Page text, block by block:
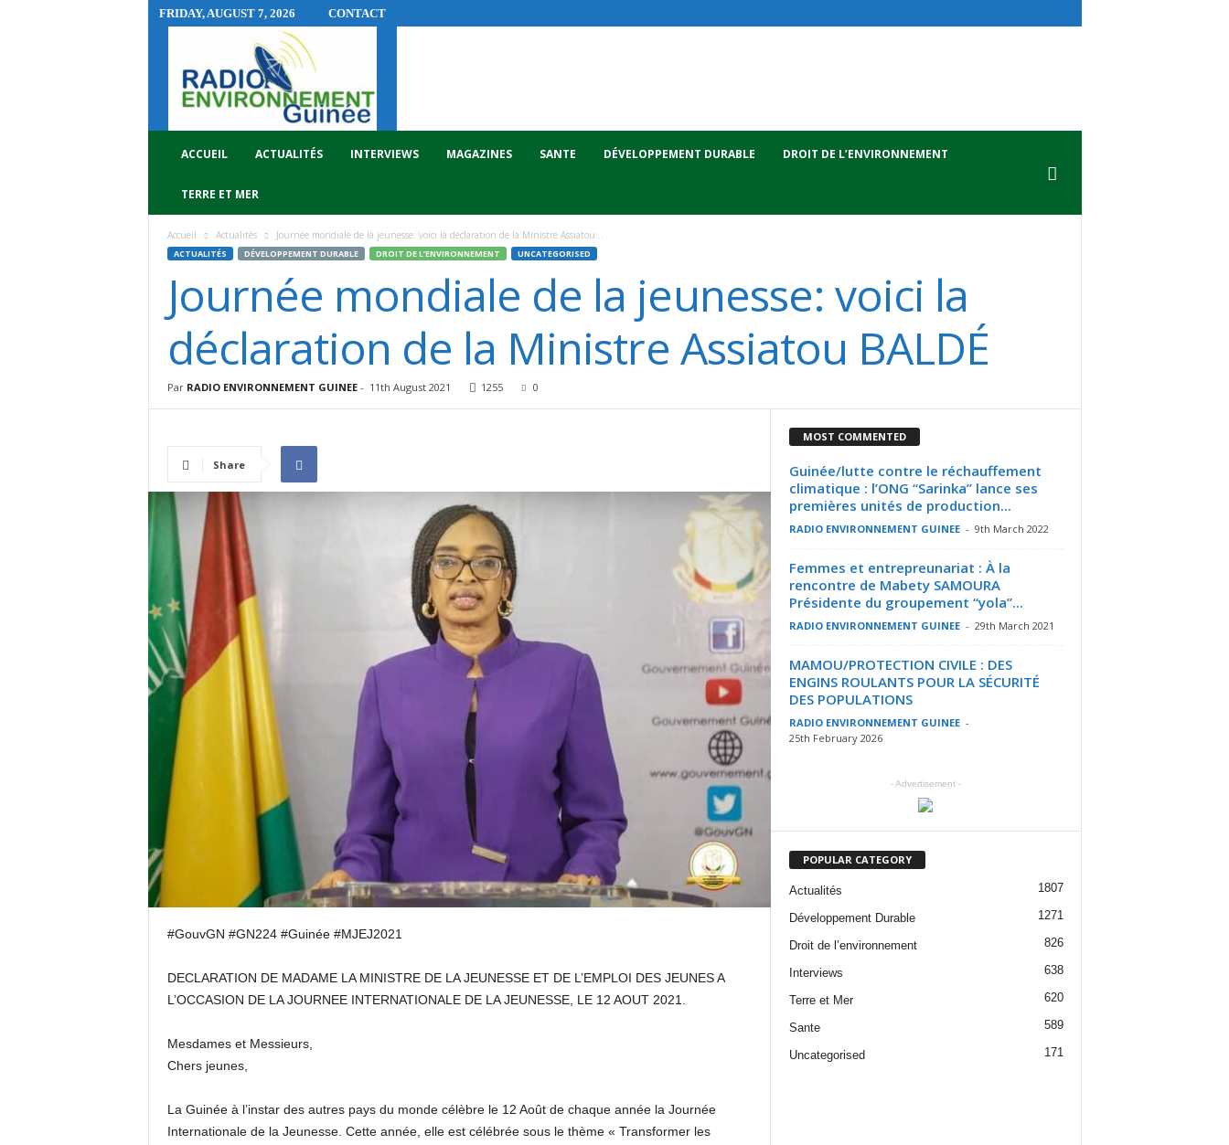
FRIDAY, AUGUST 7, 2026
CONTACT
E
ACCUEIL ACTUALITÉS INTERVIEWS MAGAZINES SANTE DÉVELOPPEMENT DURABLE DROIT DE L’ENVIRONNEMENT
TERRE ET MER
Accueil Actualités Journée mondiale de la jeunesse: voici la déclaration de la Ministre Assiatou...
ACTUALITÉS DÉVELOPPEMENT DURABLE DROIT DE L’ENVIRONNEMENT UNCATEGORISED
Journée mondiale de la jeunesse: voici la
déclaration de la Ministre Assiatou BALDÉ
Par RADIO ENVIRONNEMENT GUINEE- 11th August 2021 1255 0
Share
#GouvGN #GN224 #Guinée #MJEJ2021
DECLARATION DE MADAME LA MINISTRE DE LA JEUNESSE ET DE L’EMPLOI DES JEUNES A
L’OCCASION DE LA JOURNEE INTERNATIONALE DE LA JEUNESSE, LE 12 AOUT 2021.
Mesdames et Messieurs,
Chers jeunes,
La Guinée à l’instar des autres pays du monde célèbre le 12 Août de chaque année la Journée
Internationale de la Jeunesse. Cette année, elle est célébrée sous le thème « Transformer les
MOST COMMENTED
Guinée/lutte contre le réchauffement
climatique : l’ONG “Sarinka” lance ses
premières unités de production...
RADIO ENVIRONNEMENT GUINEE - 9th March 2022
Femmes et entrepreunariat : À la
rencontre de Mabety SAMOURA
Présidente du groupement “yola”...
RADIO ENVIRONNEMENT GUINEE - 29th March 2021
MAMOU/PROTECTION CIVILE : DES
ENGINS ROULANTS POUR LA SÉCURITÉ
DES POPULATIONS
RADIO ENVIRONNEMENT GUINEE -
25th February 2026
- Advertisement -
POPULAR CATEGORY
Actualités 1807
Développement Durable 1271
Droit de l’environnement 826
Interviews 638
Terre et Mer 620
Sante 589
Uncategorised 171